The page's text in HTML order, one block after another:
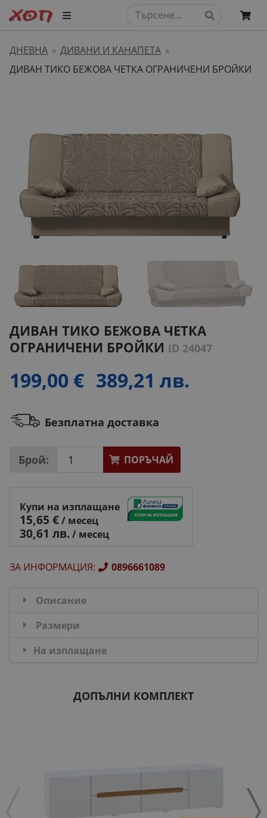
ДНЕВНА » ДИВАНИ И КАНАПЕТА »
ДИВАН ТИКО БЕЖОВА ЧЕТКА ОГРАНИЧЕНИ БРОЙКИ
ДИВАН ТИКО БЕЖОВА ЧЕТКА
ОГРАНИЧЕНИ БРОЙКИ ID 24047
199,00 € 389,21 лв.
Безплатна доставка
Брой: ПОРЪЧАЙ
Купи на изплащане
15,65 €/ месец
30,61 лв./ месец
ЗА ИНФОРМАЦИЯ: 0896661089
Описание
Размери
На изплащане
ДОПЪЛНИ КОМПЛЕКТ